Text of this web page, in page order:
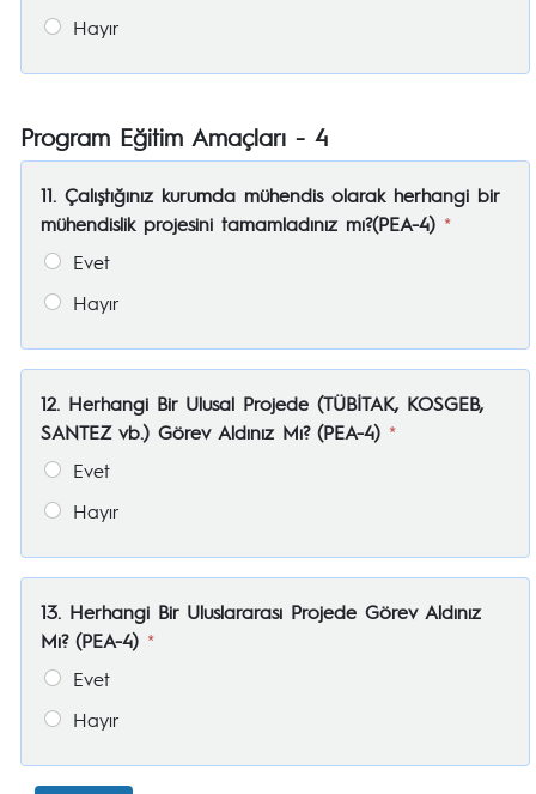
Hayır
Program Eğitim Amaçları - 4
11. Çalıştığınız kurumda mühendis olarak herhangi bir
mühendislik projesini tamamladınız mı?(PEA-4) *
Evet
Hayır
12. Herhangi Bir Ulusal Projede (TÜBİTAK, KOSGEB,
SANTEZ vb.) Görev Aldınız Mı? (PEA-4) *
Evet
Hayır
13. Herhangi Bir Uluslararası Projede Görev Aldınız
Mı? (PEA-4) *
Evet
Hayır